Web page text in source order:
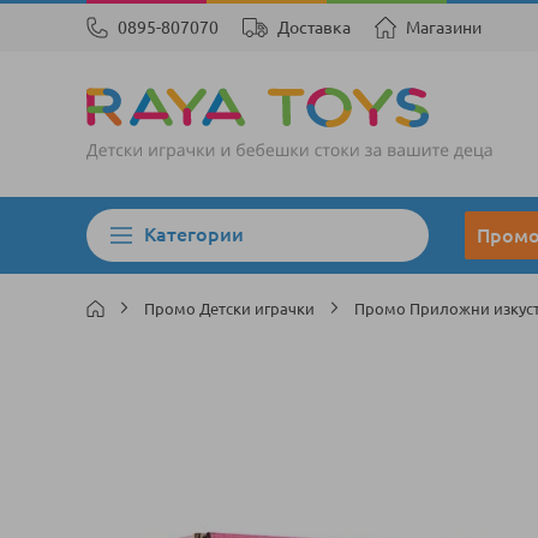
0895-807070 Доставка Магазини
Категории
Промо Детски играчки Промо Приложни